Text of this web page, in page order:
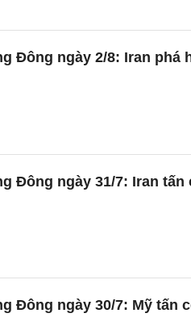
Đông ngày 2/8: Iran phá
Đông ngày 31/7: Iran
Đông ngày 30/7: Mỹ tấn